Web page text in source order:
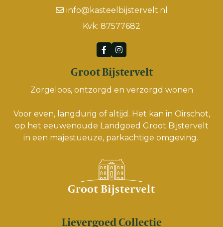
info@kasteelbijstervelt.nl
Kvk: 87577682
Groot Bijstervelt
Zorgeloos, ontzorgd en verzorgd wonen
Voor even, langdurig of altijd. Het kan in Oirschot,
op het eeuwenoude Landgoed Groot Bijstervelt
in een majestueuze, parkachtige omgeving.
Lievergoed Collectie